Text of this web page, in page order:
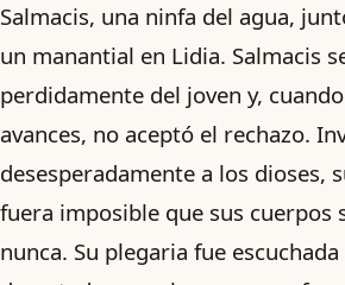
Salmacis, una ninfa del agua,
un manantial en Lidia. Salmacis
perdidamente del joven y,
avances, no aceptó el rechazo.
desesperadamente a los dioses,
fuera imposible que sus cuerpos
nunca. Su plegaria fue